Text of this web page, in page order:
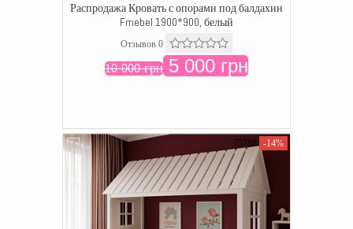
Распродажа Кровать с опорами под балдахин
Fmebel 1900*900, белый
Отзывов 0
10 000 грн 5 000 грн
75788 -14%